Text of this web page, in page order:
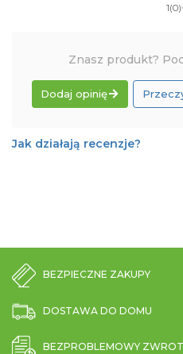
1(0)
Znasz produkt?
Dodaj opinię
Jak działają recenzje?
BEZPIECZNE ZAKUPY
DOSTAWA DO DOMU
BEZPROBLEMOWY ZWROT